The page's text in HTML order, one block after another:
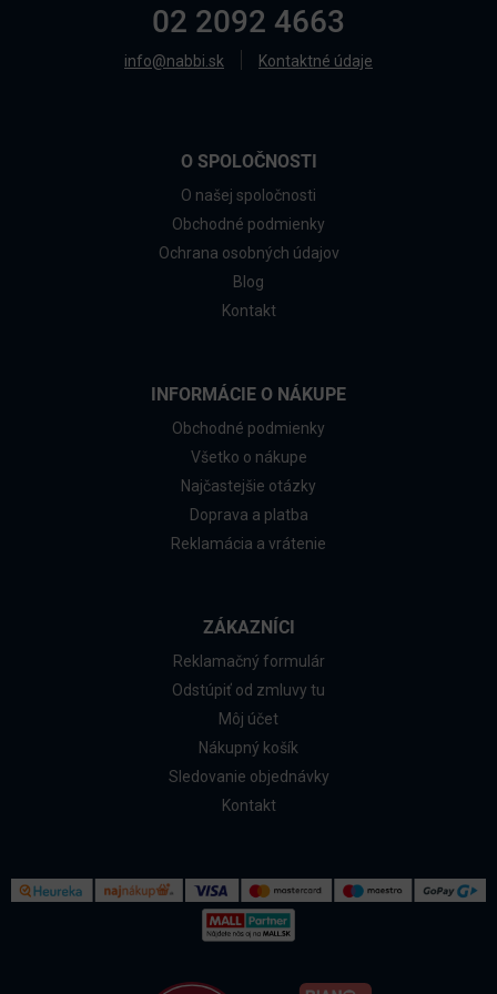
02 2092 4663
info@nabbi.sk Kontaktné údaje
O SPOLOČNOSTI
O našej spoločnosti
Obchodné podmienky
Ochrana osobných údajov
Blog
Kontakt
INFORMÁCIE O NÁKUPE
Obchodné podmienky
Všetko o nákupe
Najčastejšie otázky
Doprava a platba
Reklamácia a vrátenie
ZÁKAZNÍCI
Reklamačný formulár
Odstúpiť od zmluvy tu
Môj účet
Nákupný košík
Sledovanie objednávky
Kontakt